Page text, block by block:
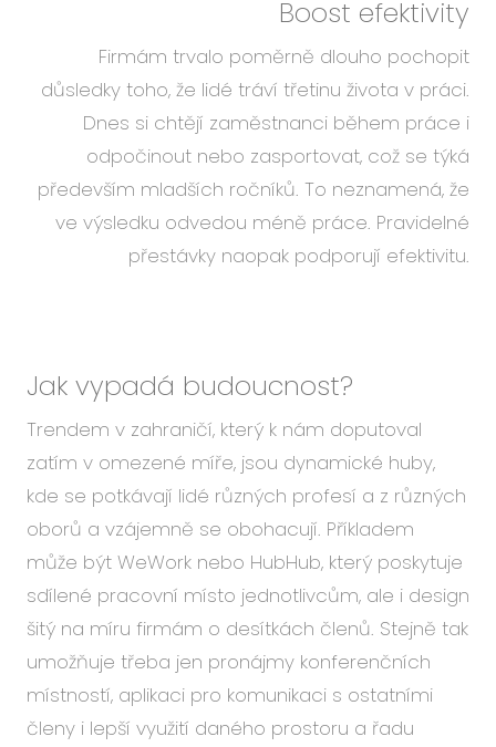
Boost efektivity
Firmám trvalo poměrně dlouho pochopit
důsledky toho, že lidé tráví třetinu života v práci.
Dnes si chtějí zaměstnanci během práce i
odpočinout nebo zasportovat, což se týká
především mladších ročníků. To neznamená, že
ve výsledku odvedou méně práce. Pravidelné
přestávky naopak podporují efektivitu.
Jak vypadá budoucnost?
Trendem v zahraničí, který k nám doputoval
zatím v omezené míře, jsou dynamické huby,
kde se potkávají lidé různých profesí a z různých
oborů a vzájemně se obohacují. Příkladem
může být WeWork nebo HubHub, který poskytuje
sdílené pracovní místo jednotlivcům, ale i design
šitý na míru firmám o desítkách členů. Stejně tak
umožňuje třeba jen pronájmy konferenčních
místností, aplikaci pro komunikaci s ostatními
členy i lepší využití daného prostoru a řadu